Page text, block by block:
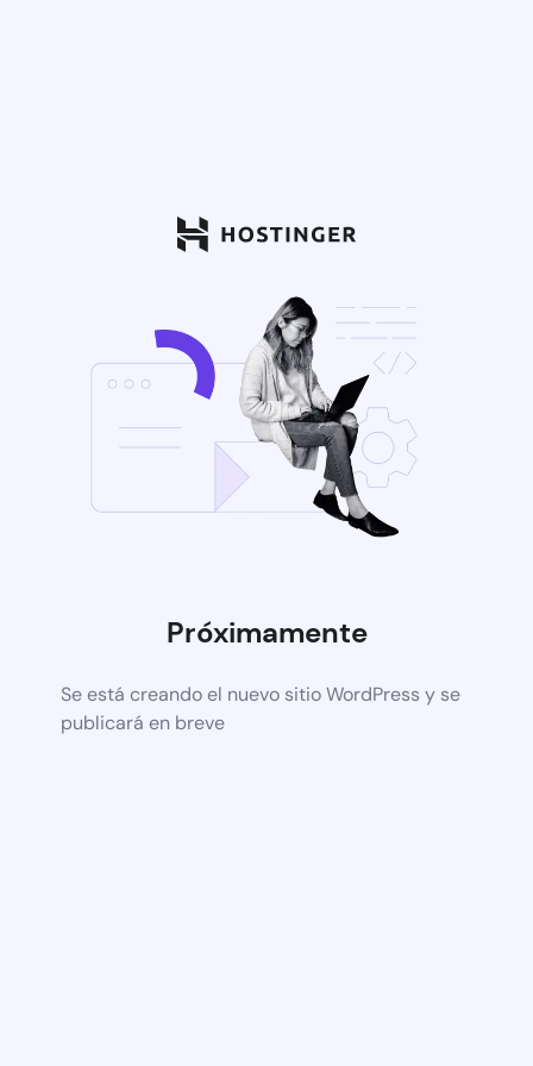
Próximamente
Se está creando el nuevo sitio WordPress y se
publicará en breve